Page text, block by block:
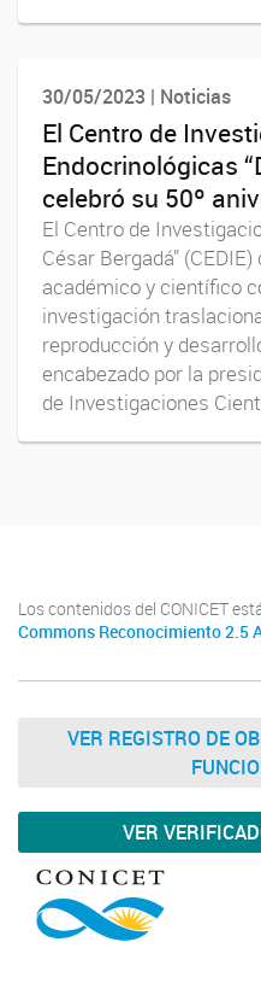
30/05/2023 | Noticias
El Centro de
Endocrinológicas
celebró su 50º
El Centro de
César Bergadá”
académico y científico
investigación
reproducción y
encabezado por la
de Investigaciones
Los contenidos del CONICET
Commons Reconocimiento 2.5
VER REGISTRO DE
VER